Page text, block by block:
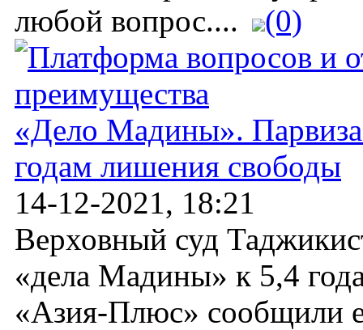
любой вопрос....
(0)
«Дело Мадины». Парвиза
годам лишения свободы
14-12-2021, 18:21
Верховный суд
«дела Мадины» к 5,4
«Азия-Плюс» сообщили